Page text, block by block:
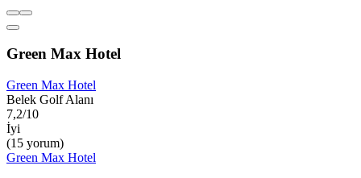
Green Max Hotel
Green Max Hotel
Belek Golf Alanı
7,2/10
İyi
(15 yorum)
Green Max Hotel